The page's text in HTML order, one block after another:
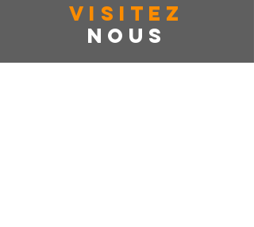
VISITez
Nous